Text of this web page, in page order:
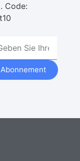
Code:
Abonnement